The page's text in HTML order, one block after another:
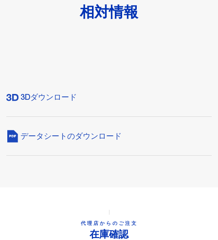
相対情報
3Dダウンロード
データシートのダウンロード
代理店からのご注文
在庫確認